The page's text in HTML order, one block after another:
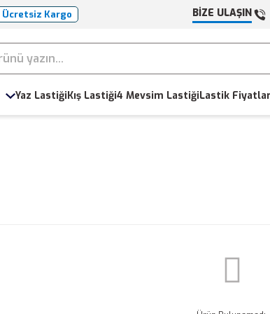
Ücretsiz Kargo BİZE ULAŞIN
Yaz LastiğiKış Lastiği4 Mevsim LastiğiLastik